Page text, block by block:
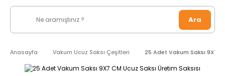
Ara
Anasayfa Vakum Ucuz Saksı Çeşitleri 25 Adet Vakum Saksı 9X7